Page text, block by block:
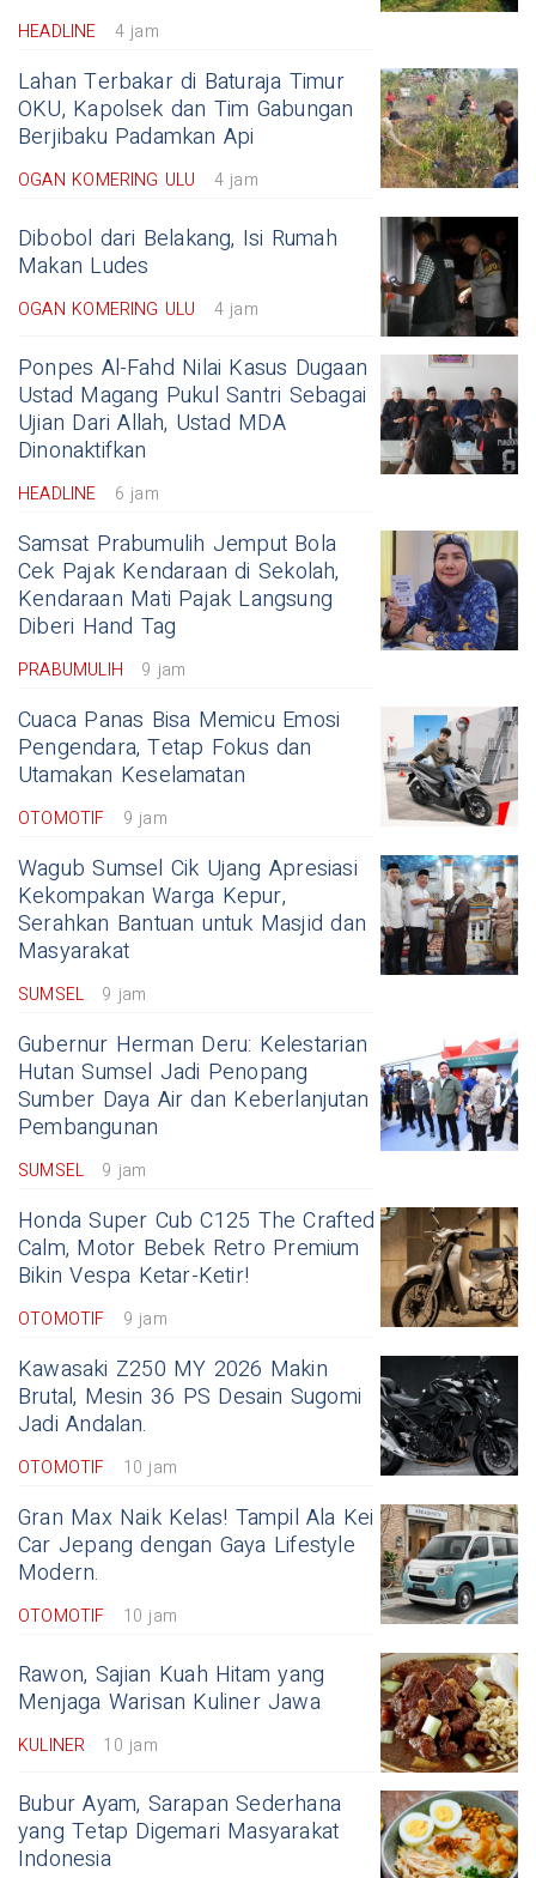
HEADLINE 4 jam
Lahan Terbakar di Baturaja Timur
OKU, Kapolsek dan Tim Gabungan
Berjibaku Padamkan Api
OGAN KOMERING ULU 4 jam
Dibobol dari Belakang, Isi Rumah
Makan Ludes
OGAN KOMERING ULU 4 jam
Ponpes Al-Fahd Nilai Kasus Dugaan
Ustad Magang Pukul Santri Sebagai
Ujian Dari Allah, Ustad MDA
Dinonaktifkan
HEADLINE 6 jam
Samsat Prabumulih Jemput Bola
Cek Pajak Kendaraan di Sekolah,
Kendaraan Mati Pajak Langsung
Diberi Hand Tag
PRABUMULIH 9 jam
Cuaca Panas Bisa Memicu Emosi
Pengendara, Tetap Fokus dan
Utamakan Keselamatan
OTOMOTIF 9 jam
Wagub Sumsel Cik Ujang Apresiasi
Kekompakan Warga Kepur,
Serahkan Bantuan untuk Masjid dan
Masyarakat
SUMSEL 9 jam
Gubernur Herman Deru: Kelestarian
Hutan Sumsel Jadi Penopang
Sumber Daya Air dan Keberlanjutan
Pembangunan
SUMSEL 9 jam
Honda Super Cub C125 The Crafted
Calm, Motor Bebek Retro Premium
Bikin Vespa Ketar-Ketir!
OTOMOTIF 9 jam
Kawasaki Z250 MY 2026 Makin
Brutal, Mesin 36 PS Desain Sugomi
Jadi Andalan.
OTOMOTIF 10 jam
Gran Max Naik Kelas! Tampil Ala Kei
Car Jepang dengan Gaya Lifestyle
Modern.
OTOMOTIF 10 jam
Rawon, Sajian Kuah Hitam yang
Menjaga Warisan Kuliner Jawa
KULINER 10 jam
Bubur Ayam, Sarapan Sederhana
yang Tetap Digemari Masyarakat
Indonesia